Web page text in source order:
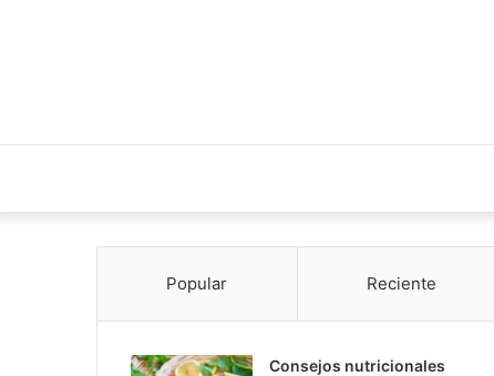
Popular Reciente
Consejos nutricionales